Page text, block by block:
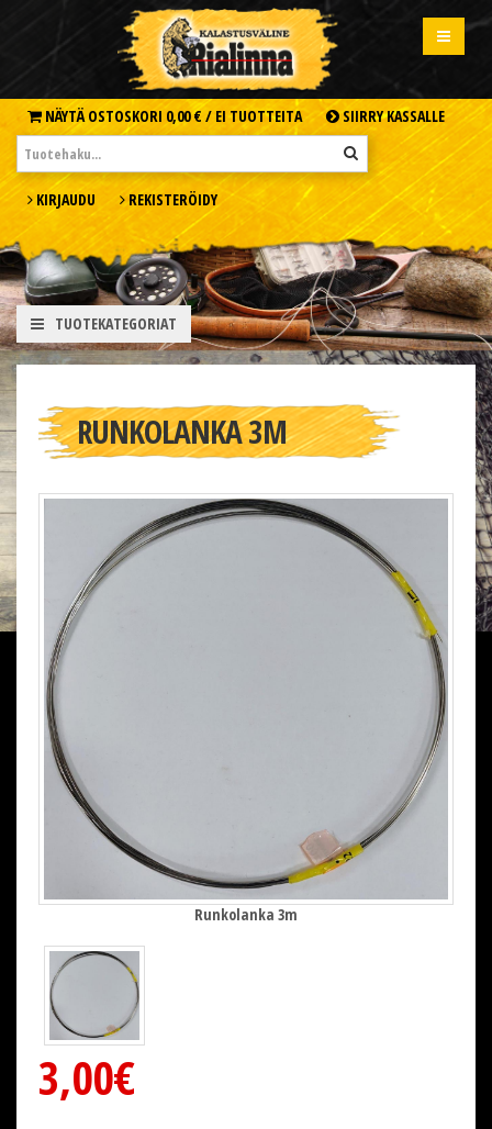
NÄYTÄ OSTOSKORI 0,00 € / EI TUOTTEITA SIIRRY KASSALLE
KIRJAUDU REKISTERÖIDY
TUOTEKATEGORIAT
RUNKOLANKA 3M
Runkolanka 3m
3,00€